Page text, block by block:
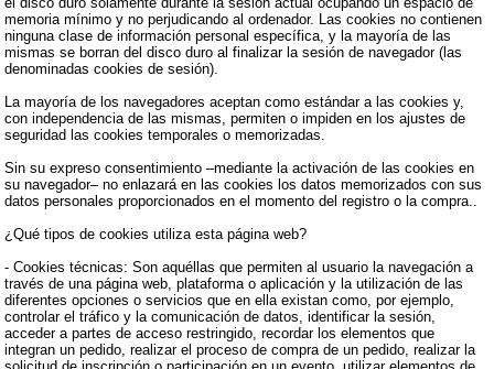
memoria mínimo y no perjudicando al ordenador. Las cookies no contienen
ninguna clase de información personal específica, y la mayoría de las
mismas se borran del disco duro al finalizar la sesión de navegador (las
denominadas cookies de sesión).
La mayoría de los navegadores aceptan como estándar a las cookies y,
con independencia de las mismas, permiten o impiden en los ajustes de
seguridad las cookies temporales o memorizadas.
Sin su expreso consentimiento –mediante la activación de las cookies en
su navegador– no enlazará en las cookies los datos memorizados con sus
datos personales proporcionados en el momento del registro o la compra..
¿Qué tipos de cookies utiliza esta página web?
- Cookies técnicas: Son aquéllas que permiten al usuario la navegación a
través de una página web, plataforma o aplicación y la utilización de las
diferentes opciones o servicios que en ella existan como, por ejemplo,
controlar el tráfico y la comunicación de datos, identificar la sesión,
acceder a partes de acceso restringido, recordar los elementos que
integran un pedido, realizar el proceso de compra de un pedido, realizar la